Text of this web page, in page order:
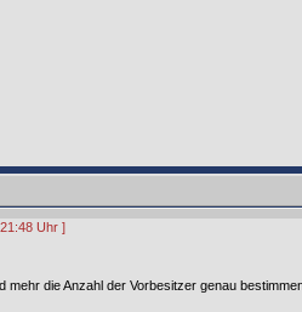
Uhr ]
die Anzahl der Vorbesitzer genau